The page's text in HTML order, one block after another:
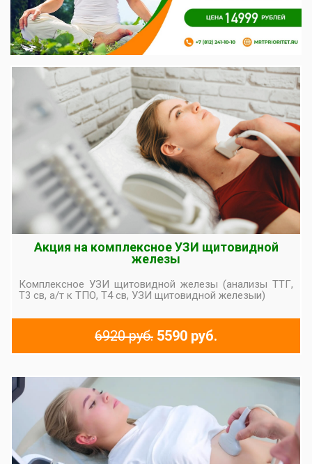
Акция на комплексное УЗИ щитовидной
железы
Комплексное УЗИ щитовидной железы (анализы ТТГ,
Т3 св, а/т к ТПО, Т4 св, УЗИ щитовидной железыи)
6920 руб. 5590 руб.